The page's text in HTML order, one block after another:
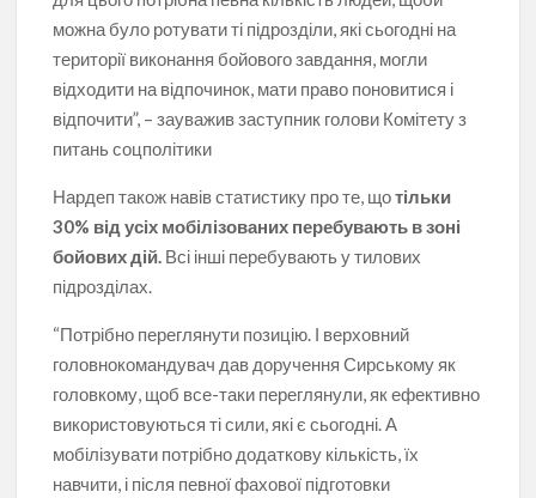
можна було ротувати ті підрозділи, які сьогодні на
території виконання бойового завдання, могли
відходити на відпочинок, мати право поновитися і
відпочити”, – зауважив заступник голови Комітету з
питань соцполітики
Нардеп також навів статистику про те, щотільки
30% від усіх мобілізованих перебувають в зоні
бойових дій. Всі інші перебувають у тилових
підрозділах.
“Потрібно переглянути позицію. І верховний
головнокомандувач дав доручення Сирському як
головкому, щоб все-таки переглянули, як ефективно
використовуються ті сили, які є сьогодні. А
мобілізувати потрібно додаткову кількість, їх
навчити, і після певної фахової підготовки